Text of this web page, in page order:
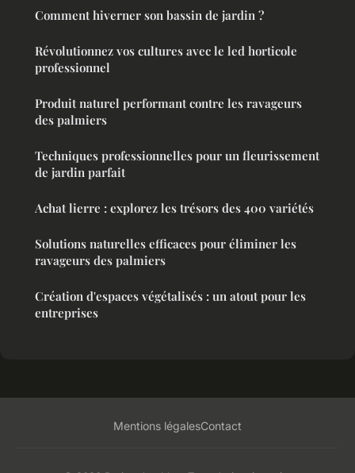
Comment hiverner son bassin de jardin ?
Révolutionnez vos cultures avec le led horticole
professionnel
Produit naturel performant contre les ravageurs
des palmiers
Techniques professionnelles pour un fleurissement
de jardin parfait
Achat lierre : explorez les trésors des 400 variétés
Solutions naturelles efficaces pour éliminer les
ravageurs des palmiers
Création d'espaces végétalisés : un atout pour les
entreprises
Mentions légalesContact